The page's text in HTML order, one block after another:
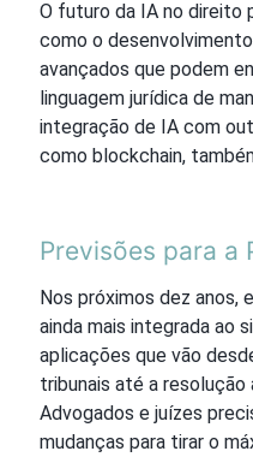
O futuro da IA no direito
como o
avançados que podem
linguagem jurídica de
integração de IA com
como blockchain,
Previsões para a
Nos próximos dez anos,
ainda mais integrada ao
aplicações que vão
tribunais até a
Advogados e juízes
mudanças para tirar o